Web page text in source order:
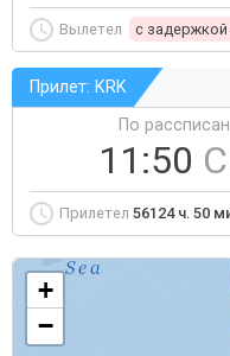
Вылетел c задержкой
Прилет: KRK
По
11:50
Прилетел 56124 ч. 50
+
−